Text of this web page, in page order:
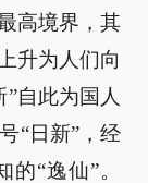
高境界，其
升为人们向
”自此为国人
“日新”，经
“逸仙”。